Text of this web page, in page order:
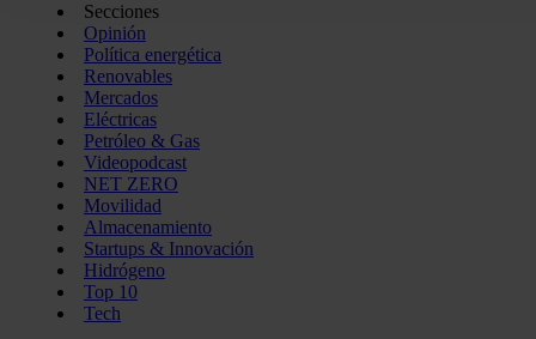
que haga del sitio web con nuestros partners de redes
pueden combinarla con otra información que les haya
del uso que haya hecho de sus servicios.
Secciones
Opinión
Política energética
Renovables
Mercados
Eléctricas
Petróleo & Gas
Videopodcast
NET ZERO
Movilidad
Almacenamiento
Startups & Innovación
Hidrógeno
Top 10
Tech